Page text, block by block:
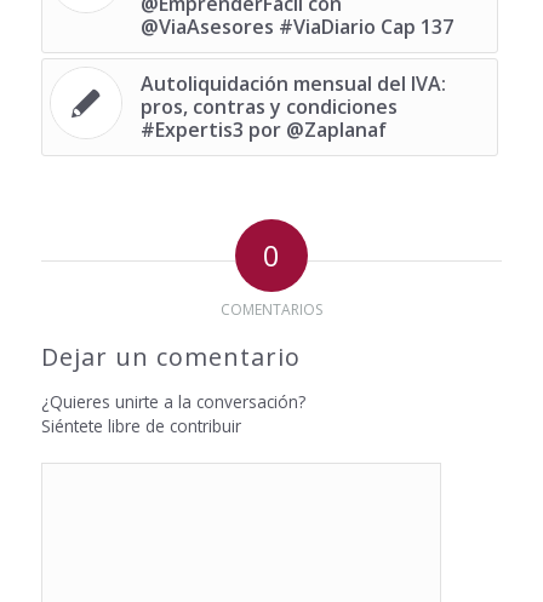
@ViaAsesores #ViaDiario Cap 137
Autoliquidación mensual del IVA:
pros, contras y condiciones
#Expertis3 por @Zaplanaf
0
COMENTARIOS
Dejar un comentario
¿Quieres unirte a la conversación?
Siéntete libre de contribuir